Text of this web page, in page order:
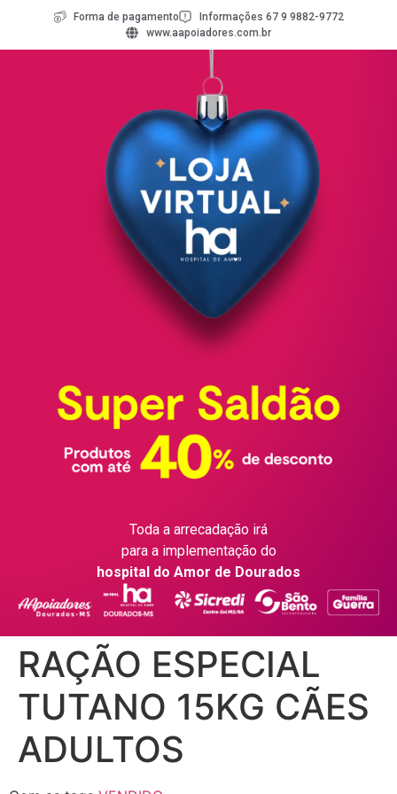
Forma de pagamento
Informações 67 9 9882-9772
www.aapoiadores.com.br
Toda a arrecadação irá
para a implementação do
hospital do Amor de Dourados
RAÇÃO ESPECIAL
TUTANO 15KG CÃES
ADULTOS